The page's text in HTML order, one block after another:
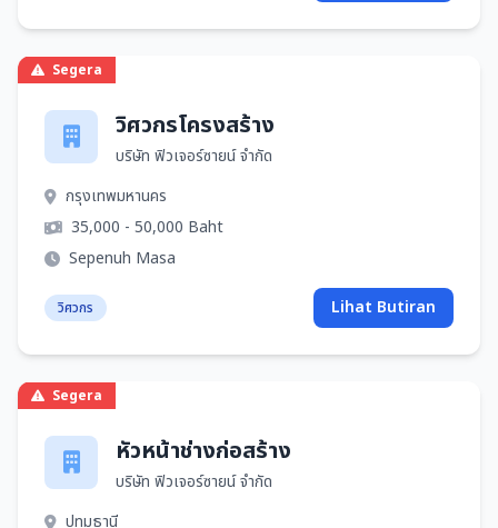
Segera
วิศวกรโครงสร้าง
บริษัท ฟิวเจอร์ซายน์ จำกัด
กรุงเทพมหานคร
35,000 - 50,000 Baht
Sepenuh Masa
วิศวกร Lihat Butiran
Segera
หัวหน้าช่างก่อสร้าง
บริษัท ฟิวเจอร์ซายน์ จำกัด
ปทุมธานี